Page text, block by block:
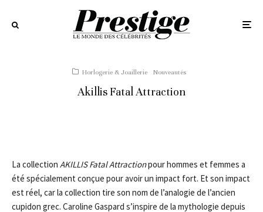
Horlogerie & Joaillerie Nouveautés
Akillis Fatal Attraction
La collection AKILLIS Fatal Attractionpour hommes et femmes a
été spécialement conçue pour avoir un impact fort. Et son impact
est réel, car la collection tire son nom de l’analogie de l’ancien
cupidon grec. Caroline Gaspard s’inspire de la mythologie depuis